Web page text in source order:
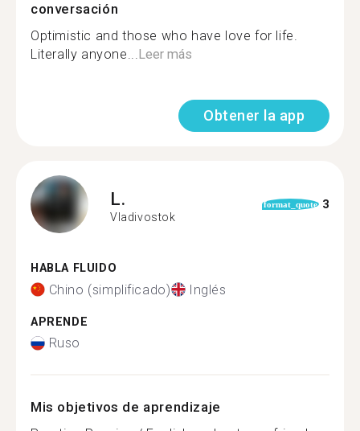
conversación
Optimistic and those who have love for life.
Literally anyone...Leer más
Obtener la app
L.
Vladivostok
format_quote 3
HABLA FLUIDO
Chino (simplificado) Inglés
APRENDE
Ruso
Mis objetivos de aprendizaje